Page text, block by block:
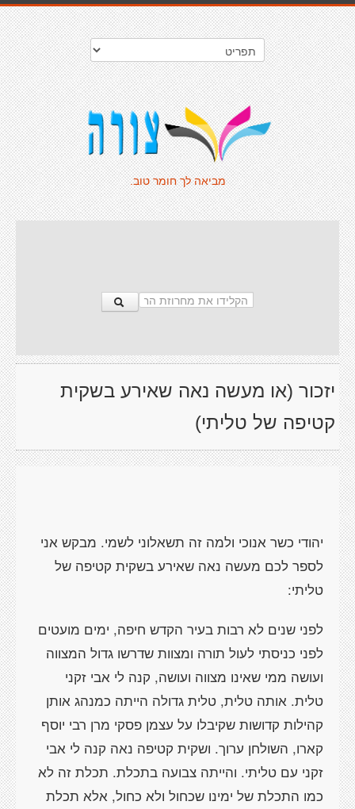
מביאה לך חומר טוב.
יזכור (או מעשה נאה שאירע בשקית
קטיפה של טליתי)
יהודי כשר אנוכי ולמה זה תשאלוני לשמי. מבקש אני
לספר לכם מעשה נאה שאירע בשקית קטיפה של
טליתי:
לפני שנים לא רבות בעיר הקדש חיפה, ימים מועטים
לפני כניסתי לעול תורה ומצוות שדרשו גדול המצווה
ועושה ממי שאינו מצווה ועושה, קנה לי אבי זקני
טלית. אותה טלית, טלית גדולה הייתה כמנהג אותן
קהילות קדושות שקיבלו על עצמן פסקי מרן רבי יוסף
קארו, השולחן ערוך. ושקית קטיפה נאה קנה לי אבי
זקני עם טליתי. והייתה צבועה בתכלת. תכלת זה לא
כמו התכלת של ימינו שכחול ולא כחול, אלא תכלת